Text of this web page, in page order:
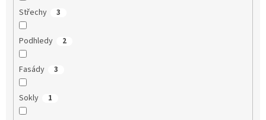
Střechy 3
Podhledy 2
Fasády 3
Sokly 1